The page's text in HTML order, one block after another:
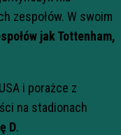
zespołów. W swoim
jak Tottenham,
i porażce z
na stadionach
D.